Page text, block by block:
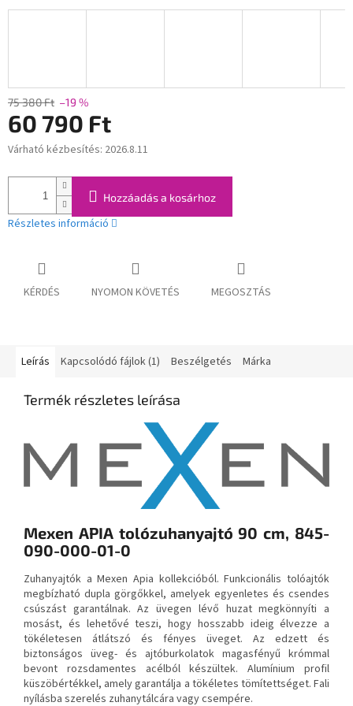
75 380 Ft –19 %
60 790 Ft
Egységár:
Várható kézbesítés: 2026.8.11
Hozzáadás a kosárhoz
Részletes információ
KÉRDÉS NYOMON KÖVETÉS MEGOSZTÁS
Leírás Kapcsolódó fájlok (1) Beszélgetés Márka
Termék részletes leírása
Mexen APIA tolózuhanyajtó 90 cm, 845-
090-000-01-0
Zuhanyajtók a Mexen Apia kollekcióból. Funkcionális tolóajtók
megbízható dupla görgőkkel, amelyek egyenletes és csendes
csúszást garantálnak. Az üvegen lévő huzat megkönnyíti a
mosást, és lehetővé teszi, hogy hosszabb ideig élvezze a
tökéletesen átlátszó és fényes üveget. Az edzett és
biztonságos üveg- és ajtóburkolatok magasfényű krómmal
bevont rozsdamentes acélból készültek. Alumínium profil
küszöbértékkel, amely garantálja a tökéletes tömítettséget. Fali
nyílásba szerelés zuhanytálcára vagy csempére.